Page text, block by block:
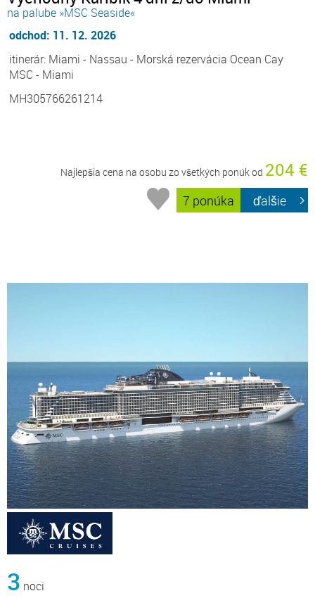
na palube »MSC Seaside«
odchod: 11. 12. 2026
itinerár: Miami - Nassau - Morská rezervácia Ocean Cay
MSC - Miami
MH305766261214
Najlepšia cena na osobu zo všetkých ponúk od 204 €
7 ponúka ďalšie
3 noci